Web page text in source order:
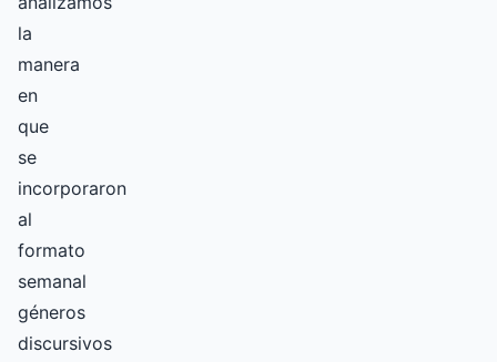
la
manera
en
que
se
incorporaron
al
formato
semanal
géneros
discursivos